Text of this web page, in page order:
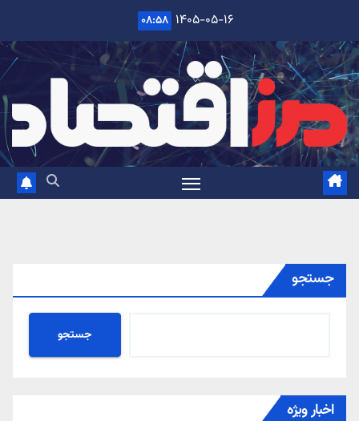
content
۱۴۰۵-۰۵-۱۶ ۰۸:۵۸
جستجو
جستجو
اخبار ویژه